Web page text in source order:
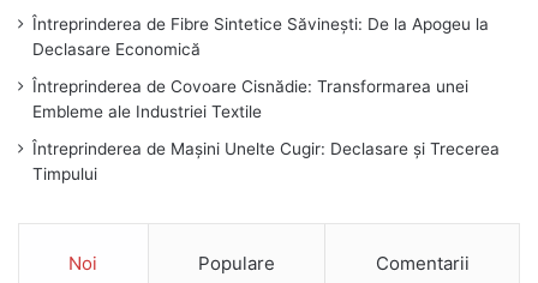
Întreprinderea de Fibre Sintetice Săvinești: De la Apogeu la
Declasare Economică
Întreprinderea de Covoare Cisnădie: Transformarea unei
Embleme ale Industriei Textile
Întreprinderea de Mașini Unelte Cugir: Declasare și Trecerea
Timpului
Noi Populare Comentarii